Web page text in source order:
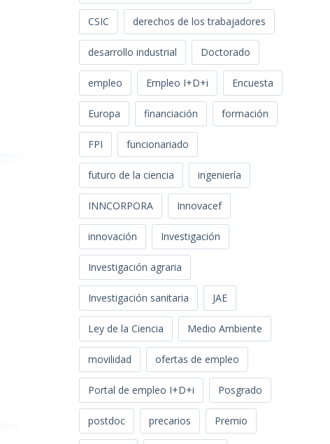
CSIC derechos de los trabajadores
desarrollo industrial Doctorado
empleo Empleo I+D+i Encuesta
Europa financiación formación
FPI funcionariado
futuro de la ciencia ingeniería
INNCORPORA Innovacef
innovación Investigación
Investigación agraria
Investigación sanitaria JAE
Ley de la Ciencia Medio Ambiente
movilidad ofertas de empleo
Portal de empleo I+D+i Posgrado
postdoc precarios Premio